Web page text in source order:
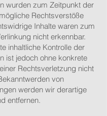
wurden zum Zeitpunkt der
Rechtsverstöße
Inhalte waren zum
nicht erkennbar.
inhaltliche Kontrolle der
ist jedoch ohne konkrete
Rechtsverletzung nicht
von
werden wir derartige
entfernen.